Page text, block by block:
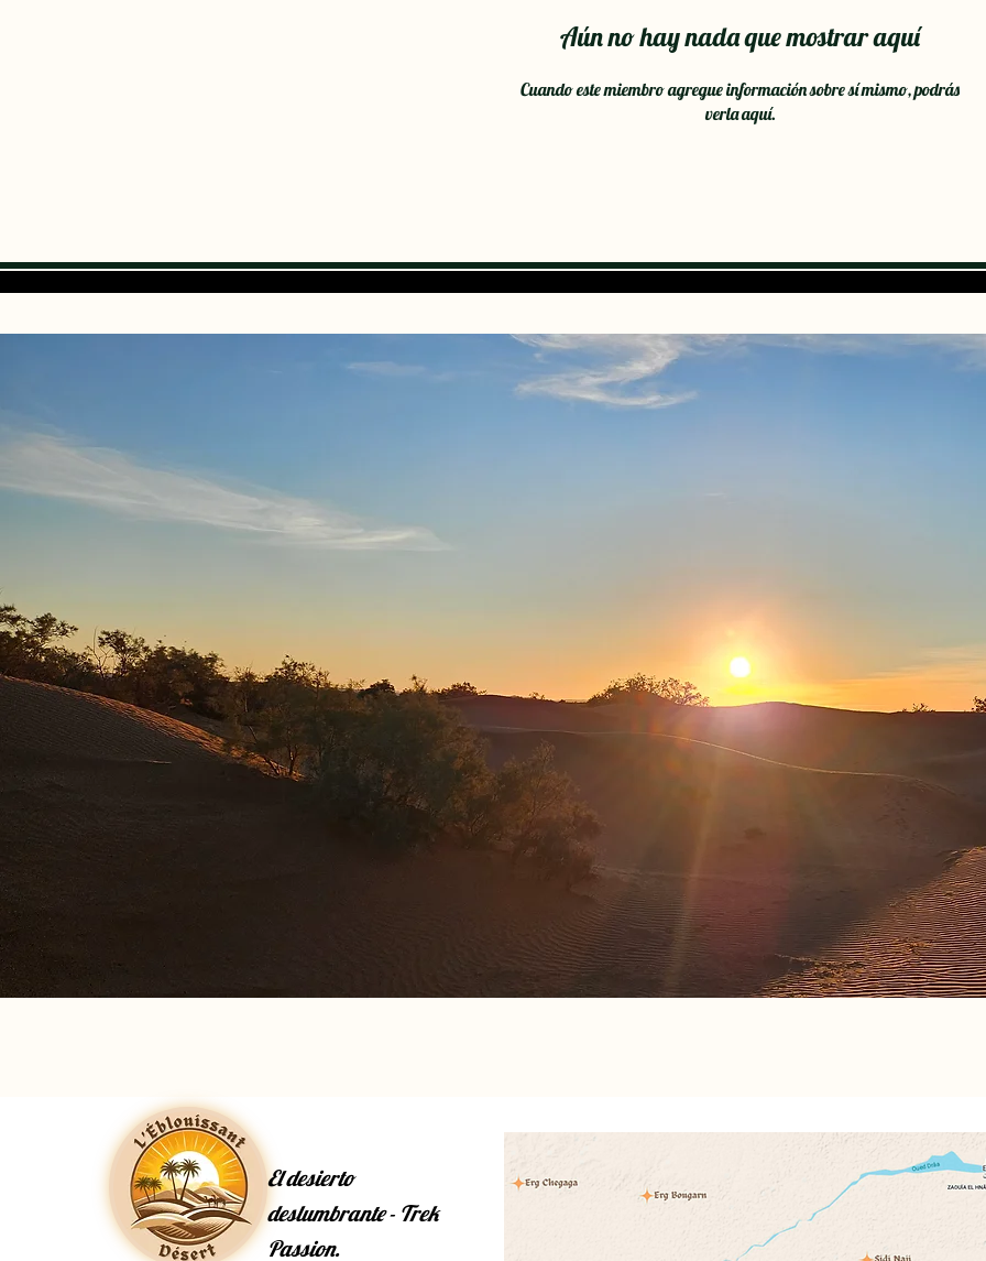
Aún no hay nada que mostrar aquí
Cuando este miembro agregue información sobre sí mismo, podrás
verla aquí.
El desierto
deslumbrante - Trek
Passion.